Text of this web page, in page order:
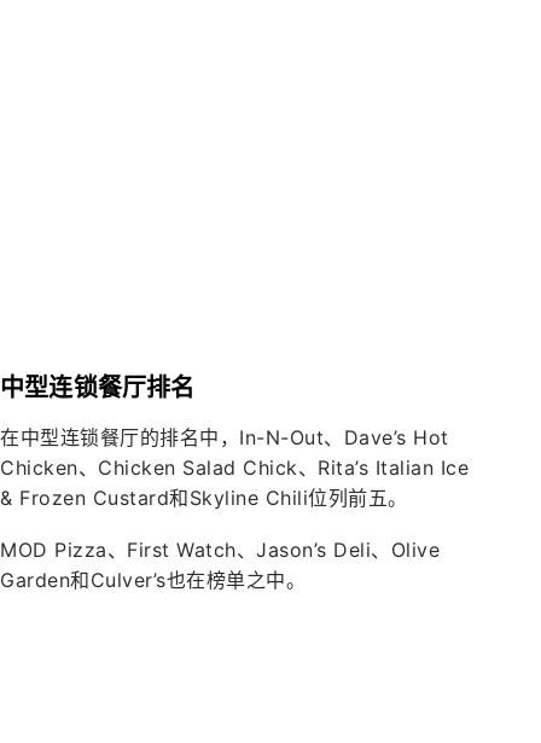
中型连锁餐厅排名
在中型连锁餐厅的排名中，In-N-Out、Dave’s Hot
Chicken、Chicken Salad Chick、Rita’s Italian Ice
& Frozen Custard和Skyline Chili位列前五。
MOD Pizza、First Watch、Jason’s Deli、Olive
Garden和Culver’s也在榜单之中。